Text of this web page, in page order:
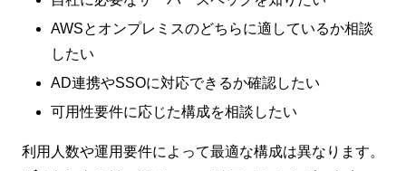
AWSとオンプレミスのどちらに適しているか相談
したい
AD連携やSSOに対応できるか確認したい
可用性要件に応じた構成を相談したい
利用人数や運用要件によって最適な構成は異なります。